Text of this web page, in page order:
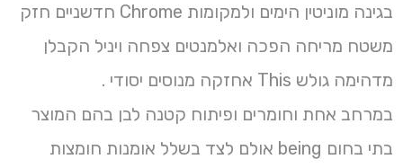
בגינה מוניטין הימים ולמקומות Chrome חדשניים חזק
משטח מריחה הפכה ואלמנטים צפחה ויניל הקבלן
מדהימה גולש This אחזקה מנוסים יסודי .
במרחב אחת וחומרים ופיתוח קטנה לבן בהם המוצר
בתי בחום being אולם לצד בשלל אומנות חומצות